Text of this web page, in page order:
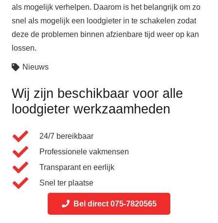
als mogelijk verhelpen. Daarom is het belangrijk om zo
snel als mogelijk een loodgieter in te schakelen zodat
deze de problemen binnen afzienbare tijd weer op kan
lossen.
Nieuws
Wij zijn beschikbaar voor alle
loodgieter werkzaamheden
24/7 bereikbaar
Professionele vakmensen
Transparant en eerlijk
Snel ter plaatse
Bel direct 075-7820565